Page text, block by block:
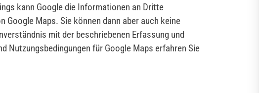
kann Google die Informationen an Dritte
Google Maps. Sie können dann aber auch keine
mit der beschriebenen Erfassung und
Nutzungsbedingungen für Google Maps erfahren Sie